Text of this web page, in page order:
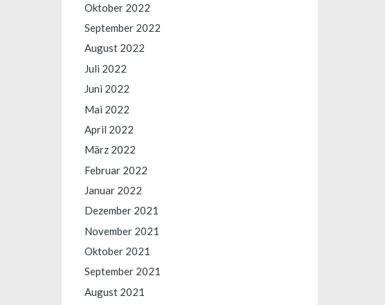
Oktober 2022
September 2022
August 2022
Juli 2022
Juni 2022
Mai 2022
April 2022
März 2022
Februar 2022
Januar 2022
Dezember 2021
November 2021
Oktober 2021
September 2021
August 2021